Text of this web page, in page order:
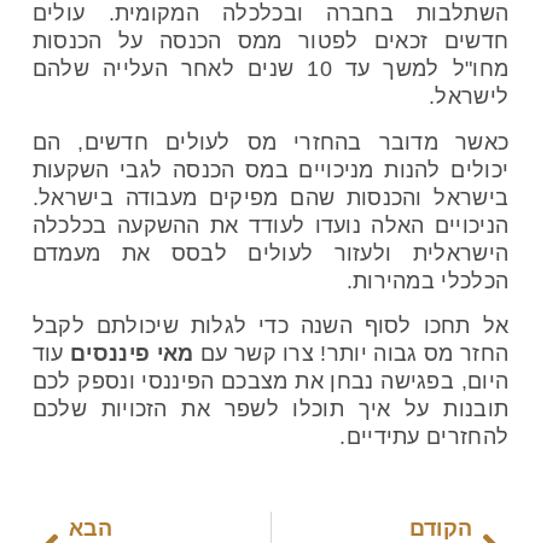
השתלבות בחברה ובכלכלה המקומית. עולים
חדשים זכאים לפטור ממס הכנסה על הכנסות
מחו"ל למשך עד 10 שנים לאחר העלייה שלהם
לישראל.
כאשר מדובר בהחזרי מס לעולים חדשים, הם
יכולים להנות מניכויים במס הכנסה לגבי השקעות
בישראל והכנסות שהם מפיקים מעבודה בישראל.
הניכויים האלה נועדו לעודד את ההשקעה בכלכלה
הישראלית ולעזור לעולים לבסס את מעמדם
הכלכלי במהירות.
אל תחכו לסוף השנה כדי לגלות שיכולתם לקבל
החזר מס גבוה יותר! צרו קשר עם מאי פיננסים עוד
היום, בפגישה נבחן את מצבכם הפיננסי ונספק לכם
תובנות על איך תוכלו לשפר את הזכויות שלכם
להחזרים עתידיים.
הקודם הבא